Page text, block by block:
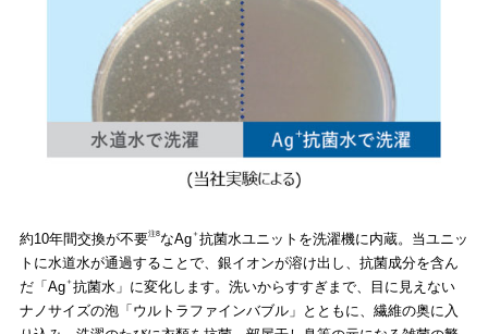
約10年間交換が不要注8なAg ＋ 抗菌水ユニットを洗濯機に内蔵。当ユニッ
トに水道水が通過することで、銀イオンが溶け出し、抗菌成分を含ん
だ「Ag ＋ 抗菌水」に変化します。洗いからすすぎまで、目に見えない
ナノサイズの泡「ウルトラファインバブル」とともに、繊維の奥に入